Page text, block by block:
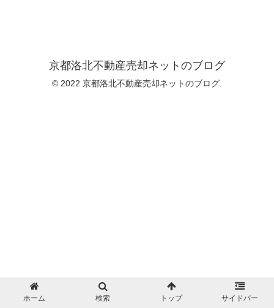
京都洛北不動産売却ネットのブログ
© 2022 京都洛北不動産売却ネットのブログ.
ホーム 検索 トップ サイドバー